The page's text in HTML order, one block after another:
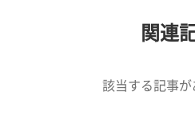
関連
該当する記事